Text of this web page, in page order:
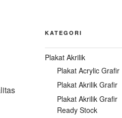
KATEGORI
Plakat Akrilik
Plakat Acrylic Grafir
Plakat Akrilik Grafir
Plakat Akrilik Grafir
Ready Stock